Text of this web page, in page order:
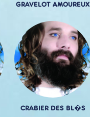
GRAVELOT AMOUREUX
CRABIER DES BL�S